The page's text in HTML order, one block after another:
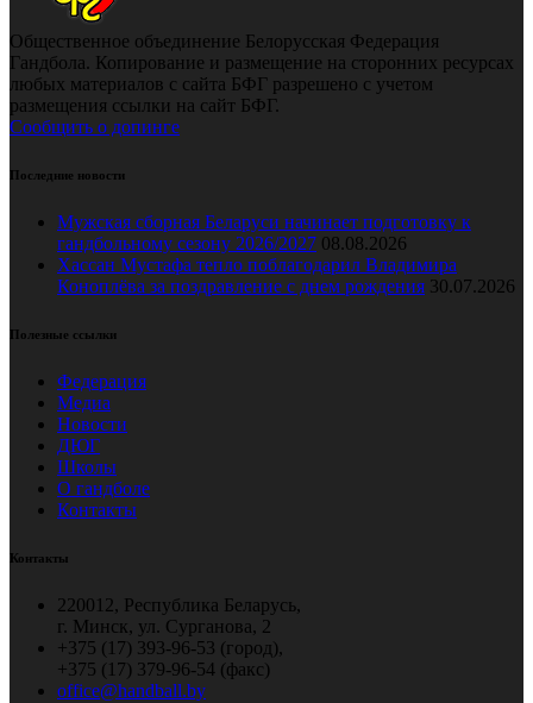
Общественное объединение Белорусская Федерация
Гандбола. Копирование и размещение на сторонних ресурсах
любых материалов с сайта БФГ разрешено с учетом
размещения ссылки на сайт БФГ.
Сообщить о допинге
Последние новости
Мужская сборная Беларуси начинает подготовку к
гандбольному сезону 2026/2027 08.08.2026
Хассан Мустафа тепло поблагодарил Владимира
Коноплёва за поздравление с днем рождения 30.07.2026
Полезные ссылки
Федерация
Медиа
Новости
ДЮГ
Школы
О гандболе
Контакты
Контакты
220012, Республика Беларусь,
г. Минск, ул. Сурганова, 2
+375 (17) 393-96-53 (город),
+375 (17) 379-96-54 (факс)
office@handball.by